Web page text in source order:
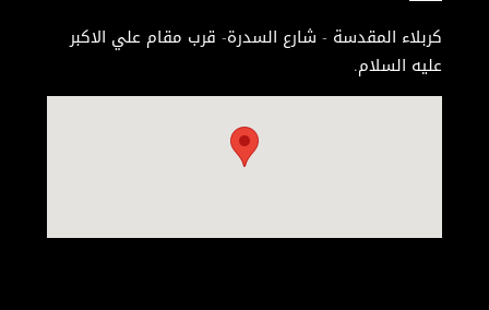
كربلاء المقدسة - شارع السدرة- قرب مقام علي الاكبر
عليه السلام.